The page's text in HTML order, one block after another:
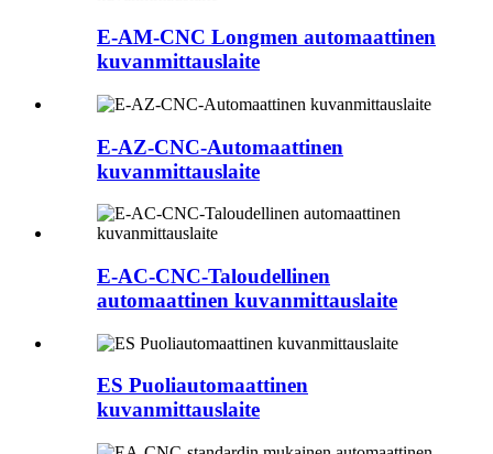
E-AM-CNC Longmen automaattinen
kuvanmittauslaite
E-AZ-CNC-Automaattinen
kuvanmittauslaite
E-AC-CNC-Taloudellinen
automaattinen kuvanmittauslaite
ES Puoliautomaattinen
kuvanmittauslaite